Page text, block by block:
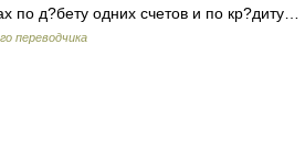
по д?бету одних счетов и по кр?диту…
переводчика